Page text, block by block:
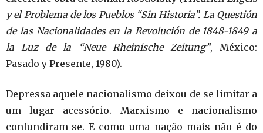
y el Problema de los Pueblos “Sin Historia”. La Questión
de las Nacionalidades en la Revolución de 1848-1849 a
la Luz de la “Neue Rheinische Zeitung”, México:
Pasado y Presente, 1980).
Depressa aquele nacionalismo deixou de se limitar a
um lugar acessório. Marxismo e nacionalismo
confundiram-se. E como uma nação mais não é do